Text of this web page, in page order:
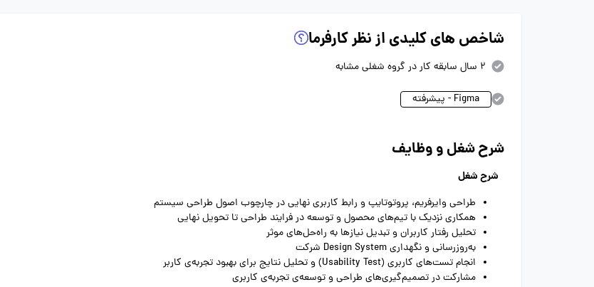
شاخص های کلیدی از نظر کارفرما
2 سال سابقه کار در گروه شغلی مشابه
Figma - پیشرفته
شرح شغل و وظایف
شرح شغل
طراحی وایرفریم، پروتوتایپ و رابط کاربری نهایی در چارچوب اصول طراحی سیستم
همکاری نزدیک با تیم‌های محصول و توسعه در فرایند طراحی تا تحویل نهایی
تحلیل رفتار کاربران و تبدیل نیازها به راه‌حل‌های موثر
به‌روزرسانی و نگهداریDesign System شرکت
انجام تست‌های کاربری (Usability Test) و تحلیل نتایج برای بهبود تجربه‌ی کاربر
مشارکت در تصمیم‌گیری‌های طراحی و توسعه‌ی تجربه‌ی کاربری